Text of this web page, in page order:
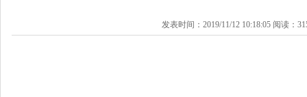
发表时间：2019/11/12 10:18:05 阅读：